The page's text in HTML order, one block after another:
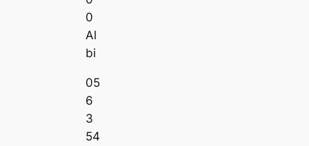
0
Al
bi
05
6
3
54